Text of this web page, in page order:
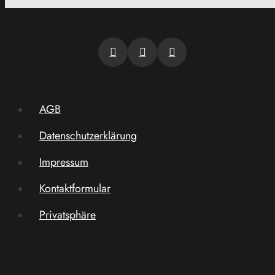
AGB
Datenschutzerklärung
Impressum
Kontaktformular
Privatsphäre